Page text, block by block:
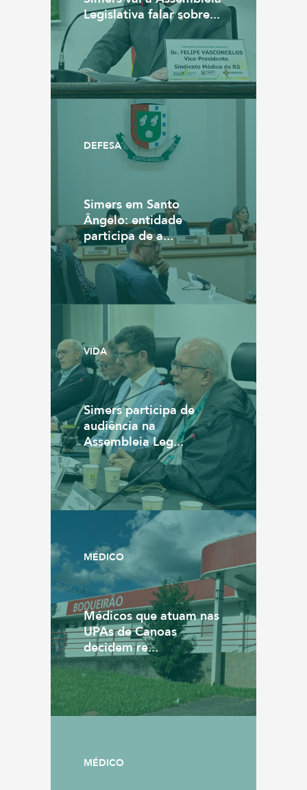
Legislativa falar sobre...
DEFESA
Simers em Santo
Ângelo: entidade
participa de a...
VIDA
Simers participa de
audiência na
Assembleia Leg...
MÉDICO
Médicos que atuam nas
UPAs de Canoas
decidem re...
MÉDICO